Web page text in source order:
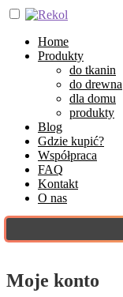
Home
Produkty
do tkanin
do drewna
dla domu
produkty
Blog
Gdzie kupić?
Współpraca
FAQ
Kontakt
O nas
Moje konto